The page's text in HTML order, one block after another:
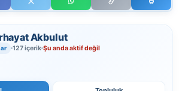
Akbulut
127 içerik Şu anda aktif değil